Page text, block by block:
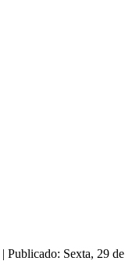
| Publicado: Sexta, 29